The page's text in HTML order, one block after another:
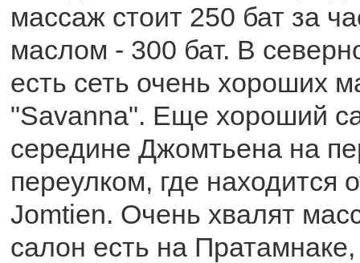
массаж стоит 250 бат за
маслом - 300 бат. В
есть сеть очень хороших
"Savanna". Еще хороший
середине Джомтьена на
переулком, где находится
Jomtien. Очень хвалят
салон есть на